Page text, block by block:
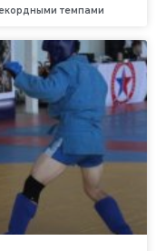
темпами